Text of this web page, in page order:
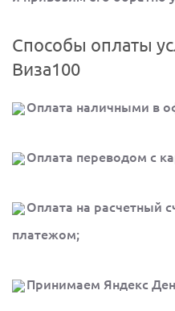
Способы оплаты
Виза100
Оплата наличными в
Оплата переводом с
Оплата на расчетный
платежом;
Принимаем Яндекс